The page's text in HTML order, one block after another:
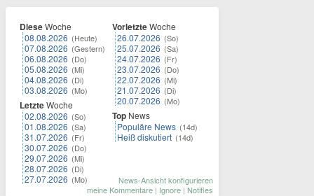
DieseWoche
08.08.2026 (Heute)
07.08.2026 (Gestern)
06.08.2026 (Do)
05.08.2026 (Mi)
04.08.2026 (Di)
03.08.2026 (Mo)
LetzteWoche
02.08.2026 (So)
01.08.2026 (Sa)
31.07.2026 (Fr)
30.07.2026 (Do)
29.07.2026 (Mi)
28.07.2026 (Di)
27.07.2026 (Mo)
VorletzteWoche
26.07.2026 (So)
25.07.2026 (Sa)
24.07.2026 (Fr)
23.07.2026 (Do)
22.07.2026 (Mi)
21.07.2026 (Di)
20.07.2026 (Mo)
Top News
Populäre News (14d)
Heiß diskutiert (14d)
News-Ansicht konfigurieren
meine Kommentare | Ignore | Notifies